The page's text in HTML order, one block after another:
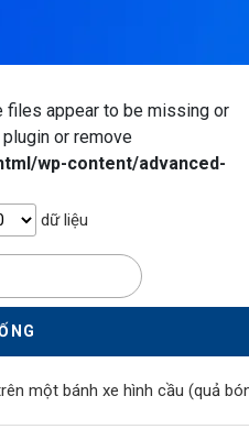
files appear to be missing or
or remove
wp-content/advanced-
dữ liệu
một bánh xe hình cầu (quả